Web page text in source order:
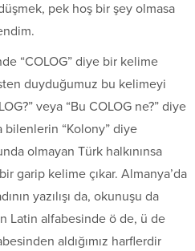
pek hoş bir şey olmasa
“COLOG” diye bir kelime
duyduğumuz bu kelimeyi
veya “Bu COLOG ne?” diye
bilenlerin “Kolony” diye
olmayan Türk halkınınsa
garip kelime çıkar. Almanya’da
yazılışı da, okunuşu da
Latin alfabesinde ö de, ü de
aldığımız harflerdir